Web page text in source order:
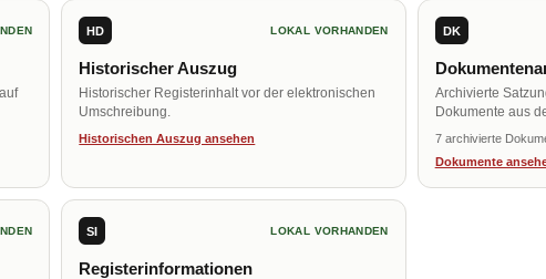
HD LOKAL VORHANDEN
Historischer Auszug
Historischer Registerinhalt vor der elektronischen
Umschreibung.
Historischen Auszug ansehen
DK
Archivierte
Dokumente aus
7 archivierte
Dokumente
SI LOKAL VORHANDEN
Registerinformationen